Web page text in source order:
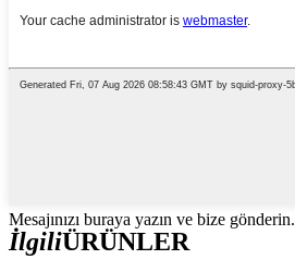
Mesajınızı buraya yazın ve bize gönderin.
İlgiliÜRÜNLER